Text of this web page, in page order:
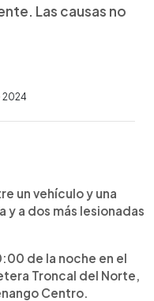
Las causas no
2024
un vehículo y una
y a dos más lesionadas
de la noche en el
Troncal del Norte,
Centro.